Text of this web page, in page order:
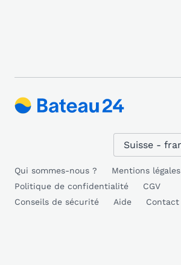
Qui sommes-nous ?
Mentions légales
Politique de confidentialité
CGV
Conseils de sécurité
Aide Contact